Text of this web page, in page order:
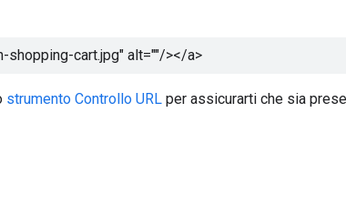
shopping-cart.jpg" alt=""/></a>
strumento Controllo URL per assicurarti che sia